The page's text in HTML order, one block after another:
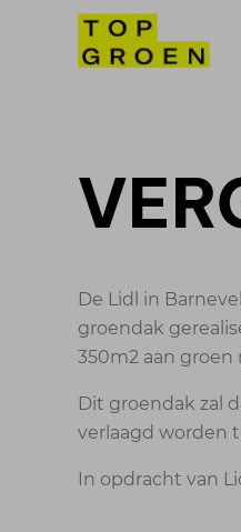
De Lidl in
groendak
350m2 aan groen
Dit groendak zal
verlaagd worden
In opdracht van